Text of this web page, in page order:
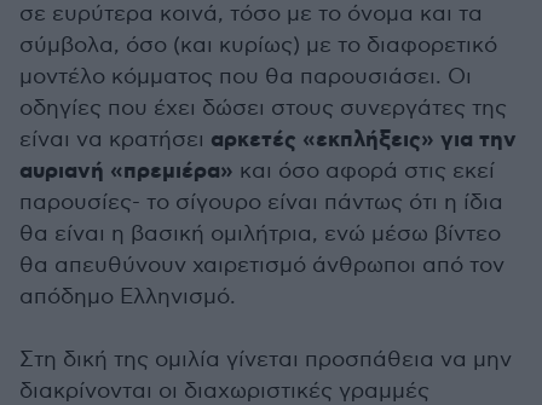
σε ευρύτερα κοινά, τόσο με το όνομα και τα
σύμβολα, όσο (και κυρίως) με το διαφορετικό
μοντέλο κόμματος που θα παρουσιάσει. Οι
οδηγίες που έχει δώσει στους συνεργάτες της
είναι να κρατήσει αρκετές «εκπλήξεις» για την
αυριανή «πρεμιέρα» και όσο αφορά στις εκεί
παρουσίες- το σίγουρο είναι πάντως ότι η ίδια
θα είναι η βασική ομιλήτρια, ενώ μέσω βίντεο
θα απευθύνουν χαιρετισμό άνθρωποι από τον
απόδημο Ελληνισμό.
Στη δική της ομιλία γίνεται προσπάθεια να μην
διακρίνονται οι διαχωριστικές γραμμές